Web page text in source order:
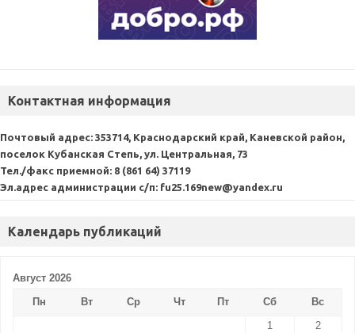
Контактная информация
Почтовый адрес: 353714, Краснодарский край, Каневской район,
поселок Кубанская Степь, ул. Центральная, 73
Тел./факс приемной: 8 (861 64) 37119
Эл.адрес администрации с/п: fu25.169new@yandex.ru
Календарь публикаций
Август 2026
Пн
Вт Ср Чт Пт Сб
Вс
1
2